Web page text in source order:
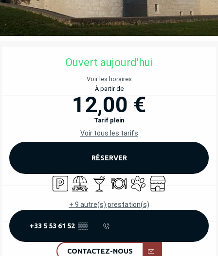
OUVERTURE ET COORDONNÉES
Ouvert aujourd'hui
Voir les horaires
À partir de
12,00 €
Tarif plein
Voir tous les tarifs
RÉSERVER
ParkingAire de pique nique
Bar / Buvette
RestaurantAnimaux acceptés
Boutique
+ 9 autre(s) prestation(s)
+33 5 53 61 52 ▒▒
CONTACTEZ-NOUS